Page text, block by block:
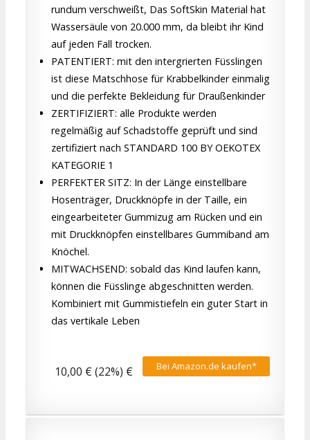
rundum verschweißt, Das SoftSkin Material hat
Wassersäule von 20.000 mm, da bleibt ihr Kind
auf jeden Fall trocken.
PATENTIERT: mit den intergrierten Füsslingen
ist diese Matschhose für Krabbelkinder einmalig
und die perfekte Bekleidung für Draußenkinder
ZERTIFIZIERT: alle Produkte werden
regelmäßig auf Schadstoffe geprüft und sind
zertifiziert nach STANDARD 100 BY OEKOTEX
KATEGORIE 1
PERFEKTER SITZ: In der Länge einstellbare
Hosenträger, Druckknöpfe in der Taille, ein
eingearbeiteter Gummizug am Rücken und ein
mit Druckknöpfen einstellbares Gummiband am
Knöchel.
MITWACHSEND: sobald das Kind laufen kann,
können die Füsslinge abgeschnitten werden.
Kombiniert mit Gummistiefeln ein guter Start in
das vertikale Leben
Bei Amazon.de kaufen*
10,00 € (22%) €